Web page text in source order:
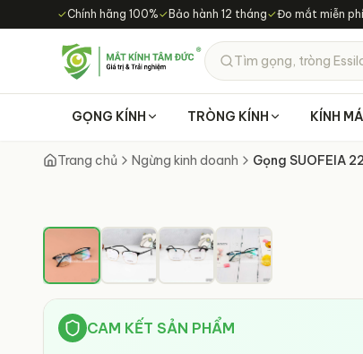
Chuyển đến nội dung chính
✓Chính hãng 100%✓ Bảo hành 12 tháng✓Đo mắt miễn phí
Tìm gọng, tròng
GỌNG KÍNH TRÒNG KÍNH KÍNH
Trang chủ Ngừng kinh doanh Gọng SUOFEIA
CAM KẾT SẢN PHẨM